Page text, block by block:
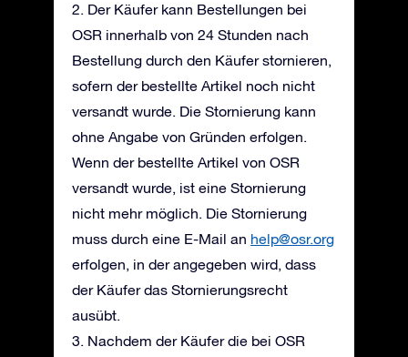
2. Der Käufer kann Bestellungen bei
OSR innerhalb von 24 Stunden nach
Bestellung durch den Käufer stornieren,
sofern der bestellte Artikel noch nicht
versandt wurde. Die Stornierung kann
ohne Angabe von Gründen erfolgen.
Wenn der bestellte Artikel von OSR
versandt wurde, ist eine Stornierung
nicht mehr möglich. Die Stornierung
muss durch eine E-Mail an help@osr.org
erfolgen, in der angegeben wird, dass
der Käufer das Stornierungsrecht
ausübt.
3. Nachdem der Käufer die bei OSR